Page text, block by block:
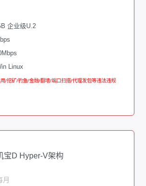
企业级U.2
Linux
/挖矿/钓鱼/金融/翻墙/端口扫描/代理发包等违法违规
宝D Hyper-V架构
月